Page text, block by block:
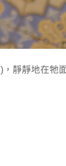
)，靜靜地在牠